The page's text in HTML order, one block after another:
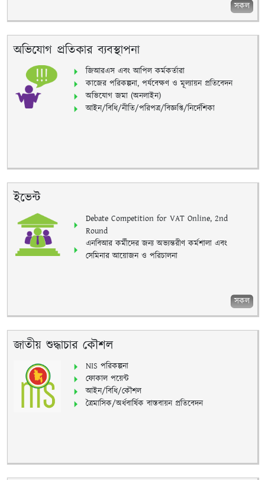
সকল
অভিযোগ প্রতিকার ব্যবস্থাপনা
জিআরএস এবং আপিল কর্মকর্তারা
কাজের পরিকল্পনা, পর্যবেক্ষণ ও মূল্যায়ন প্রতিবেদন
অভিযোগ জমা (অনলাইন)
আইন/বিধি/নীতি/পরিপত্র/বিজ্ঞপ্তি/নির্দেশিকা
ইভেন্ট
Debate Competition for VAT Online, 2nd
Round
এনবিআর কর্মীদের জন্য অভ্যন্তরীণ কর্মশালা এবং
সেমিনার আয়োজন ও পরিচালনা
সকল
জাতীয় শুদ্ধাচার কৌশল
NIS পরিকল্পনা
ফোকাল পয়েন্ট
আইন/বিধি/কৌশল
ত্রৈমাসিক/অর্ধবার্ষিক বাস্তবায়ন প্রতিবেদন